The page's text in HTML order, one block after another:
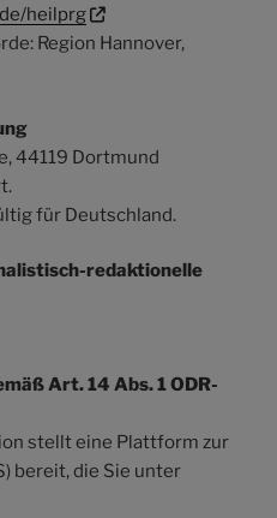
heilprg
Region Hannover,
44119 Dortmund
für Deutschland.
redaktionelle
Art. 14 Abs. 1 ODR-
stellt eine Plattform zur
bereit, die Sie unter